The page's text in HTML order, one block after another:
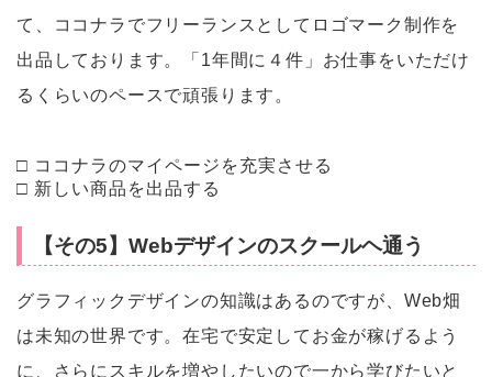
て、ココナラでフリーランスとしてロゴマーク制作を
出品しております。「1年間に４件」お仕事をいただけ
るくらいのペースで頑張ります。
□ ココナラのマイページを充実させる
□ 新しい商品を出品する
【その5】Webデザインのスクールヘ通う
グラフィックデザインの知識はあるのですが、Web畑
は未知の世界です。在宅で安定してお金が稼げるよう
に、さらにスキルを増やしたいので一から学びたいと